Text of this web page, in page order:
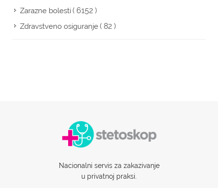
Zarazne bolesti( 6152 )
Zdravstveno osiguranje( 82 )
Nacionalni servis za zakazivanje
u privatnoj praksi.